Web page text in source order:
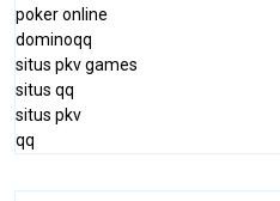
poker online
dominoqq
situs pkv games
situs qq
situs pkv
qq